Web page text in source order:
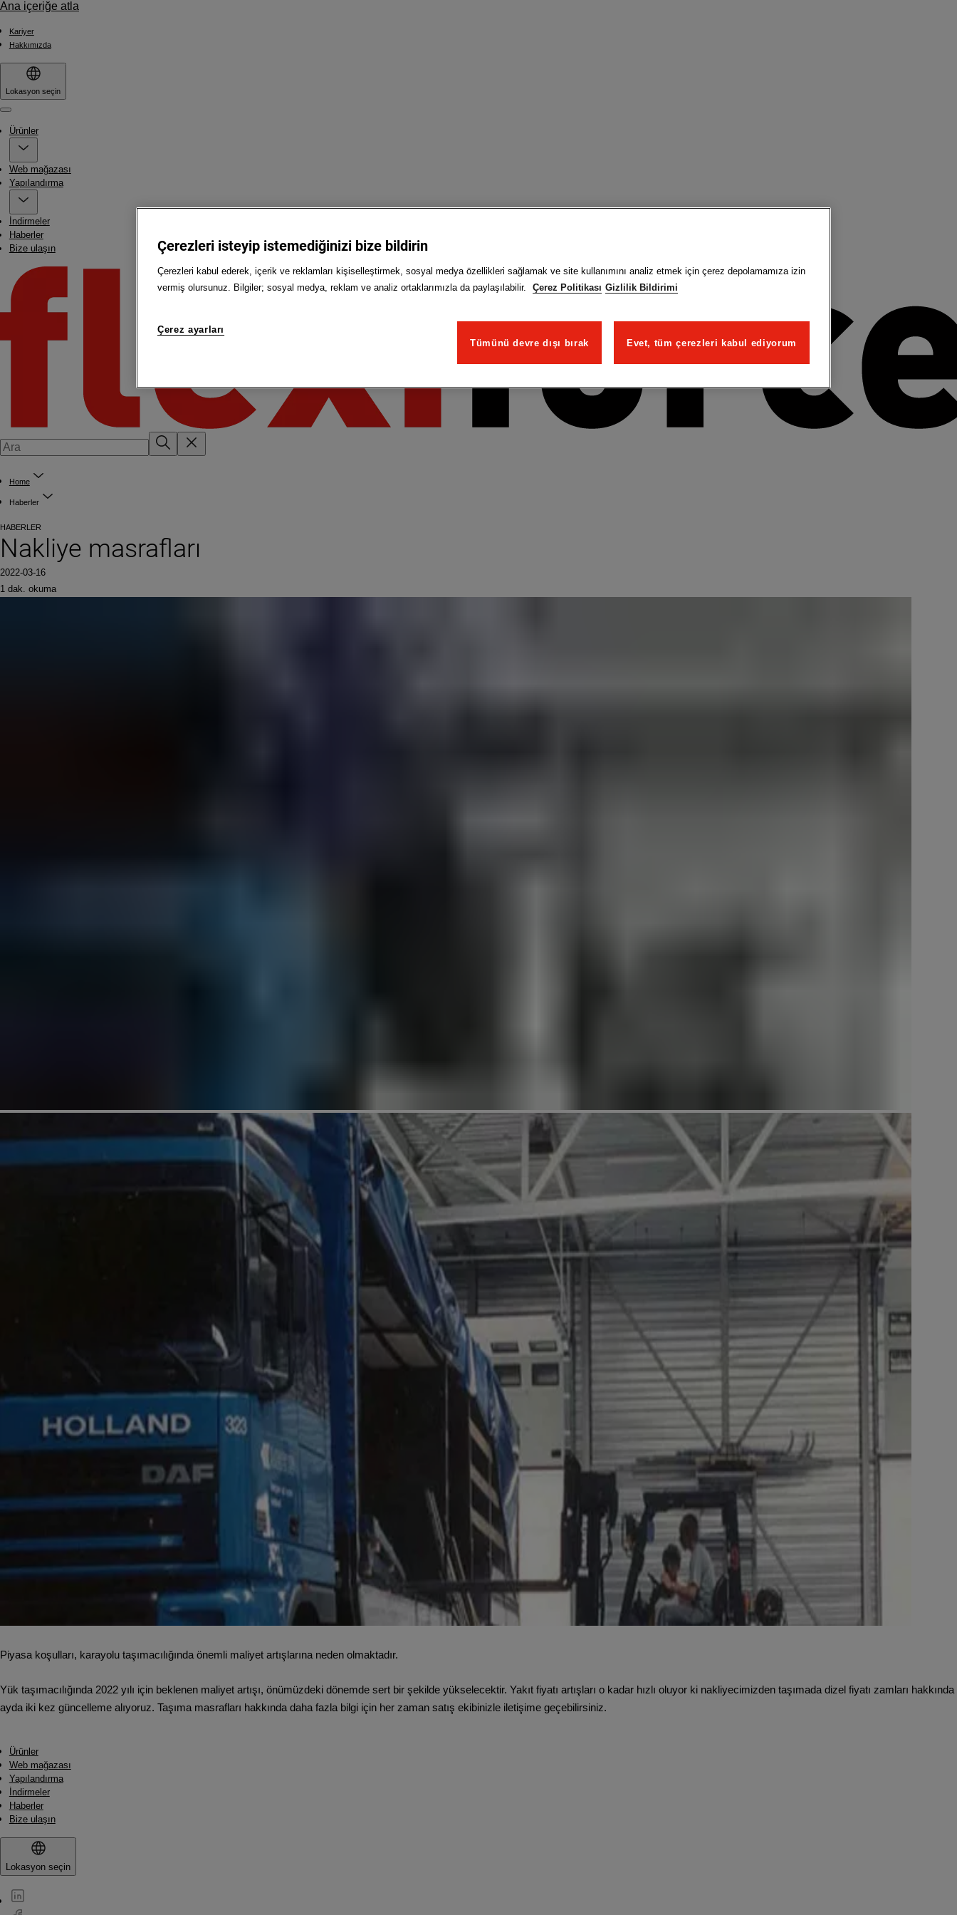
Ana içeriğe atla
Kariyer
Hakkımızda
Lokasyon seçin
Ürünler
Web mağazası
Yapılandırma
İndirmeler
Haberler
Bize ulaşın
Home
Haberler
HABERLER
Nakliye masrafları
2022-03-16
1 dak. okuma
Piyasa koşulları, karayolu taşımacılığında önemli maliyet artışlarına neden olmaktadır.
Yük taşımacılığında 2022 yılı için beklenen maliyet artışı, önümüzdeki dönemde sert bir şekilde yükselecektir. Yakıt fiyatı artışları o kadar hızlı oluyor ki nakliyecimizden taşımada dizel fiyatı zamları hakkında
ayda iki kez güncelleme alıyoruz. Taşıma masrafları hakkında daha fazla bilgi için her zaman satış ekibinizle iletişime geçebilirsiniz.
Ürünler
Web mağazası
Yapılandırma
İndirmeler
Haberler
Bize ulaşın
Lokasyon seçin
Çerezleri isteyip istemediğinizi bize bildirin
Çerezleri kabul ederek, içerik ve reklamları kişiselleştirmek, sosyal medya özellikleri sağlamak ve site kullanımını analiz etmek için çerez depolamamıza izin
vermiş olursunuz. Bilgiler; sosyal medya, reklam ve analiz ortaklarımızla da paylaşılabilir.
Çerez Politikası Gizlilik Bildirimi
Tümünü devre dışı bırak Evet, tüm çerezleri kabul ediyorum
Çerez ayarları